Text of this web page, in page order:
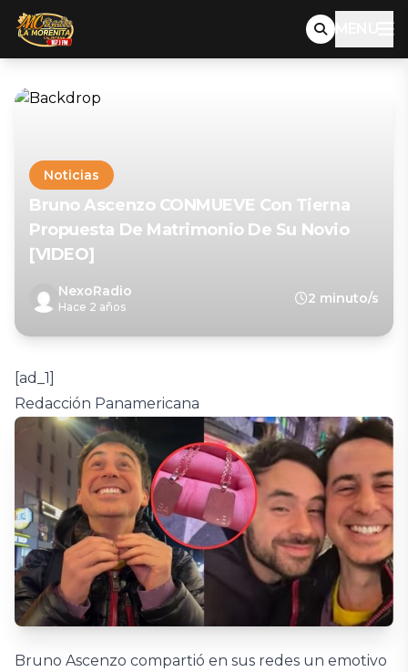
MENU
Noticias
Bruno Ascenzo CONMUEVE Con Tierna
Propuesta De Matrimonio De Su Novio
[VIDEO]
NexoRadio
Hace 2 años
2 minuto/s
[ad_1]
Redacción Panamericana
Bruno Ascenzo compartió en sus redes un emotivo